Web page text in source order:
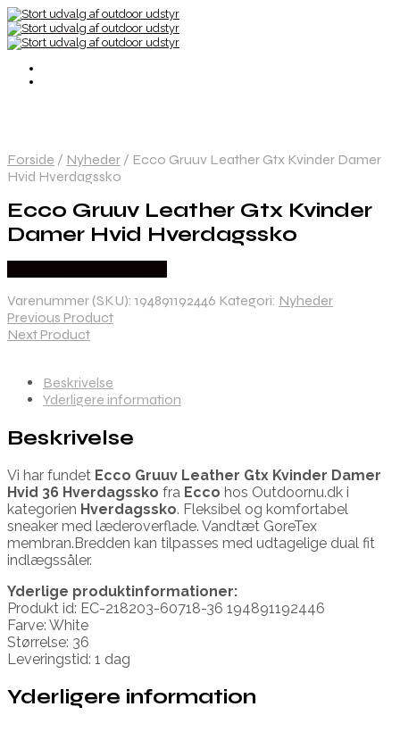
Forside / Nyheder / Ecco Gruuv Leather Gtx Kvinder Damer
Hvid Hverdagssko
Ecco Gruuv Leather Gtx Kvinder
Damer Hvid Hverdagssko
Varenummer (SKU): 194891192446 Kategori: Nyheder
Previous Product
Next Product
Beskrivelse
Yderligere information
Beskrivelse
Vi har fundet Ecco Gruuv Leather Gtx Kvinder Damer
Hvid 36 Hverdagssko fra Ecco hos Outdoornu.dk i
kategorien Hverdagssko. Fleksibel og komfortabel
sneaker med læderoverflade. Vandtæt GoreTex
membran.Bredden kan tilpasses med udtagelige dual fit
indlægssåler.
Yderlige produktinformationer:
Produkt id: EC-218203-60718-36 194891192446
Farve: White
Størrelse: 36
Leveringstid: 1 dag
Yderligere information